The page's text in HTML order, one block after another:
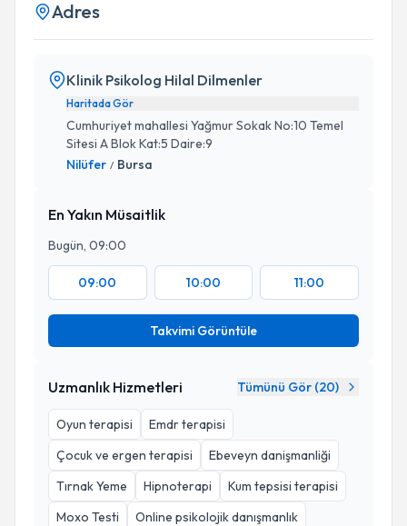
Adres
Klinik Psikolog Hilal Dilmenler
Haritada Gör
Cumhuriyet mahallesi Yağmur Sokak No:10 Temel
Sitesi A Blok Kat:5 Daire:9
Nilüfer / Bursa
En Yakın Müsaitlik
Bugün, 09:00
09:00 10:00 11:00
Takvimi Görüntüle
Uzmanlık Hizmetleri Tümünü Gör (20)
Oyun terapisi
Emdr terapisi
Çocuk ve ergen terapisi
Ebeveyn danişmanliği
Tırnak Yeme
Hipnoterapi
Kum tepsisi terapisi
Moxo Testi
Online psikolojik danışmanlık